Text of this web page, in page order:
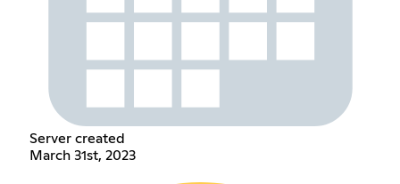
Server created
March 31st, 2023